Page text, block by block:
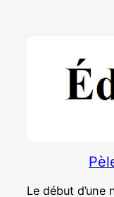
Le début d’une